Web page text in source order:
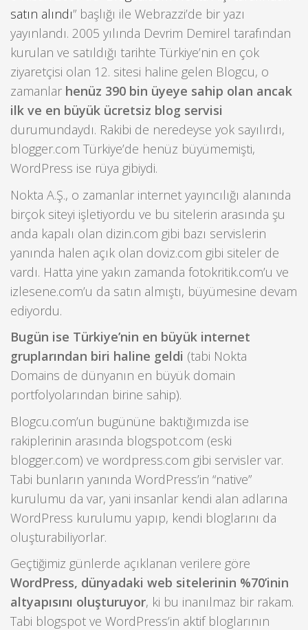
satın alındı” başlığı ile Webrazzi’de bir yazı
yayınlandı. 2005 yılında Devrim Demirel tarafından
kurulan ve satıldığı tarihte Türkiye’nin en çok
ziyaretçisi olan 12. sitesi haline gelen Blogcu, o
zamanlar henüz 390 bin üyeye sahip olan ancak
ilk ve en büyük ücretsiz blog servisi
durumundaydı. Rakibi de neredeyse yok sayılırdı,
blogger.com Türkiye’de henüz büyümemişti,
WordPress ise rüya gibiydi.
Nokta A.Ş., o zamanlar internet yayıncılığı alanında
birçok siteyi işletiyordu ve bu sitelerin arasında şu
anda kapalı olan dizin.com gibi bazı servislerin
yanında halen açık olan doviz.com gibi siteler de
vardı. Hatta yine yakın zamanda fotokritik.com’u ve
izlesene.com’u da satın almıştı, büyümesine devam
ediyordu.
Bugün ise Türkiye’nin en büyük internet
gruplarından biri haline geldi (tabi Nokta
Domains de dünyanın en büyük domain
portfolyolarından birine sahip).
Blogcu.com’un bugününe baktığımızda ise
rakiplerinin arasında blogspot.com (eski
blogger.com) ve wordpress.com gibi servisler var.
Tabi bunların yanında WordPress’in “native”
kurulumu da var, yani insanlar kendi alan adlarına
WordPress kurulumu yapıp, kendi bloglarını da
oluşturabiliyorlar.
Geçtiğimiz günlerde açıklanan verilere göre
WordPress, dünyadaki web sitelerinin %70’inin
altyapısını oluşturuyor, ki bu inanılmaz bir rakam.
Tabi blogspot ve WordPress’in aktif bloglarının